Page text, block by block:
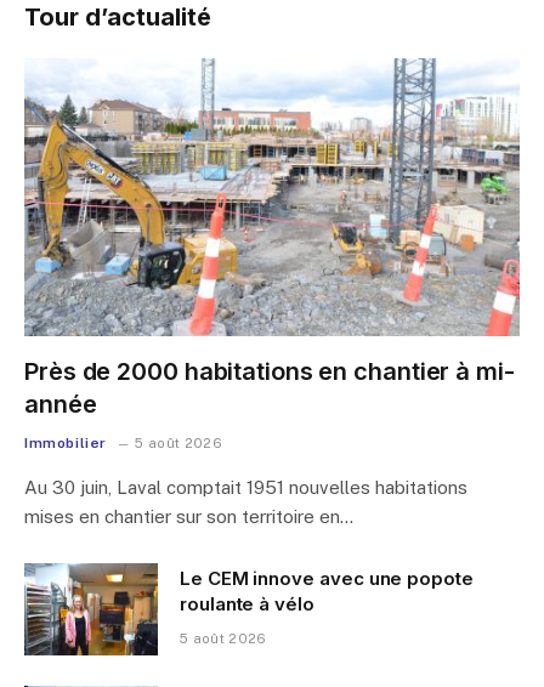
Tour d’actualité
Près de 2000 habitations en chantier à mi-
année
Immobilier 5 août 2026
Au 30 juin, Laval comptait 1951 nouvelles habitations
mises en chantier sur son territoire en…
Le CEM innove avec une popote
roulante à vélo
5 août 2026